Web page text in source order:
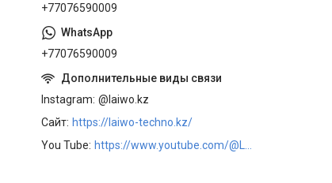
+77076590009
+77076590009
Instagram @laiwo.kz
Сайт https://laiwo-techno.kz/
You Tube